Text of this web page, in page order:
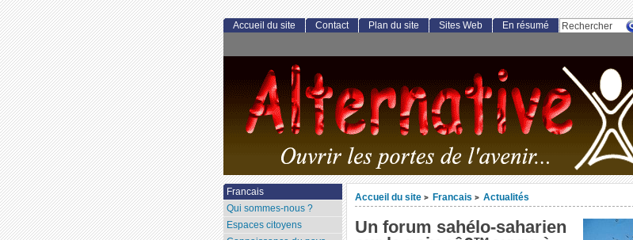
Accueil du site > Francais > Actualités
Un forum sahélo-saharien
Accueil du site Contact Plan du site Sites Web En résumé
Francais
Qui sommes-nous ?
Espaces citoyens